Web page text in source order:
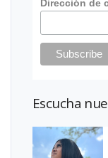
Dirección de
Escucha